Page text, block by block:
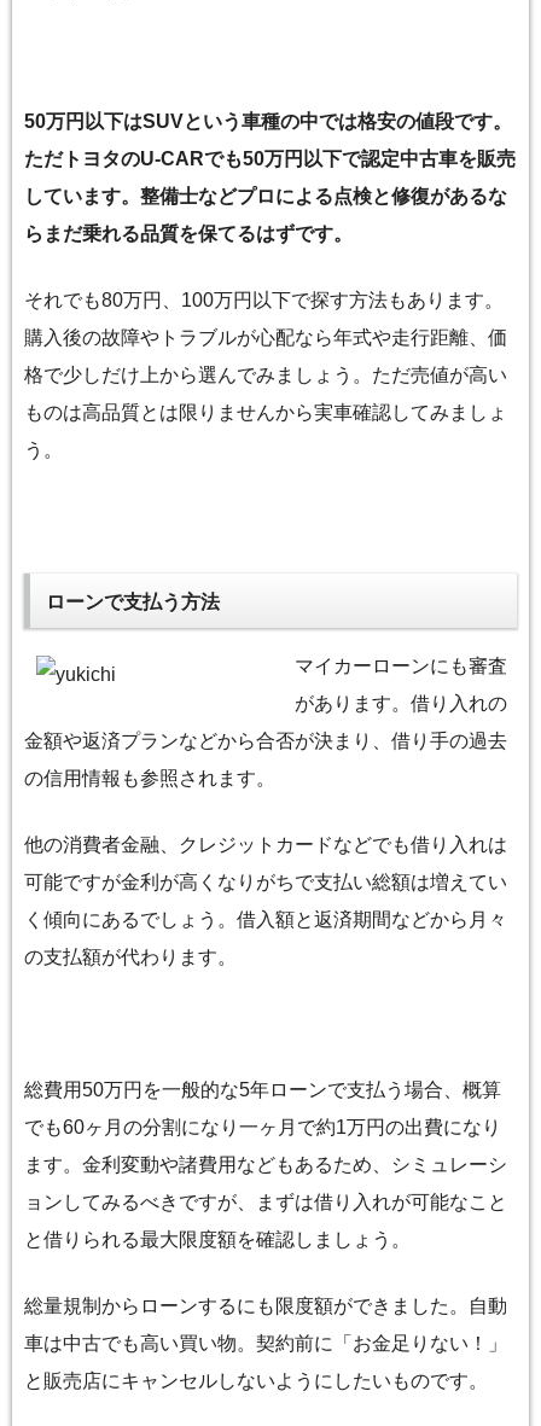
50万円以下はSUVという車種の中では格安の値段です。
ただトヨタのU-CARでも50万円以下で認定中古車を販売
しています。整備士などプロによる点検と修復があるな
らまだ乗れる品質を保てるはずです。
それでも80万円、100万円以下で探す方法もあります。
購入後の故障やトラブルが心配なら年式や走行距離、価
格で少しだけ上から選んでみましょう。ただ売値が高い
ものは高品質とは限りませんから実車確認してみましょ
う。
ローンで支払う方法
マイカーローンにも審査
があります。借り入れの
金額や返済プランなどから合否が決まり、借り手の過去
の信用情報も参照されます。
他の消費者金融、クレジットカードなどでも借り入れは
可能ですが金利が高くなりがちで支払い総額は増えてい
く傾向にあるでしょう。借入額と返済期間などから月々
の支払額が代わります。
総費用50万円を一般的な5年ローンで支払う場合、概算
でも60ヶ月の分割になり一ヶ月で約1万円の出費になり
ます。金利変動や諸費用などもあるため、シミュレーシ
ョンしてみるべきですが、まずは借り入れが可能なこと
と借りられる最大限度額を確認しましょう。
総量規制からローンするにも限度額ができました。自動
車は中古でも高い買い物。契約前に「お金足りない！」
と販売店にキャンセルしないようにしたいものです。